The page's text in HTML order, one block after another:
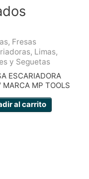
Fresas
Limas,
y Seguetas
ESCARIADORA
MARCA MP TOOLS
al carrito